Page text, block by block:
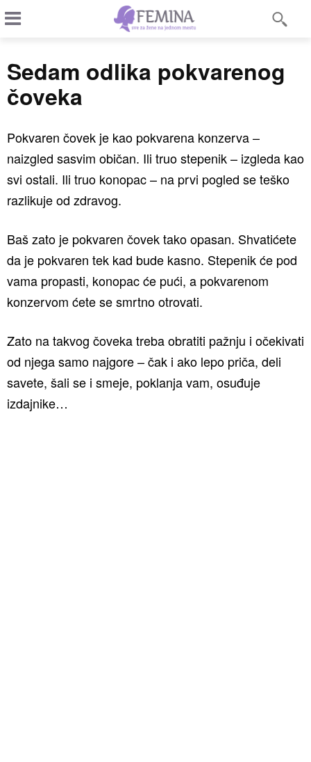
Sedam odlika pokvarenog
čoveka
Pokvaren čovek je kao pokvarena konzerva –
naizgled sasvim običan. Ili truo stepenik – izgleda kao
svi ostali. Ili truo konopac – na prvi pogled se teško
razlikuje od zdravog.
Baš zato je pokvaren čovek tako opasan. Shvatićete
da je pokvaren tek kad bude kasno. Stepenik će pod
vama propasti, konopac će pući, a pokvarenom
konzervom ćete se smrtno otrovati.
Zato na takvog čoveka treba obratiti pažnju i očekivati
od njega samo najgore – čak i ako lepo priča, deli
savete, šali se i smeje, poklanja vam, osuđuje
izdajnike…